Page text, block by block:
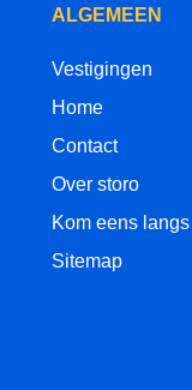
ALGEMEEN
Vestigingen
Home
Contact
Over storo
Kom eens langs
Sitemap